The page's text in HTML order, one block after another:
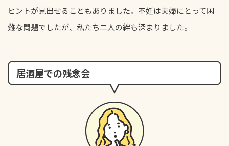
ヒントが見出せることもありました。不妊は夫婦にとって困
難な問題でしたが、私たち二人の絆も深まりました。
居酒屋での残念会